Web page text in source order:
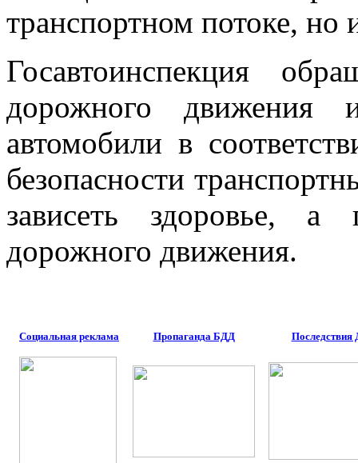
транспортном потоке, но
Госавтоинспекция
дорожного движения
автомобили в
безопасности
зависеть здоровье,
дорожного движения.
Социальная реклама Пропаганда БДД